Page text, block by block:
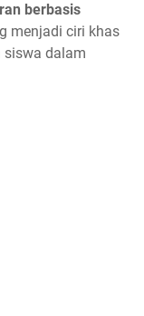
berbasis
menjadi ciri khas
siswa dalam